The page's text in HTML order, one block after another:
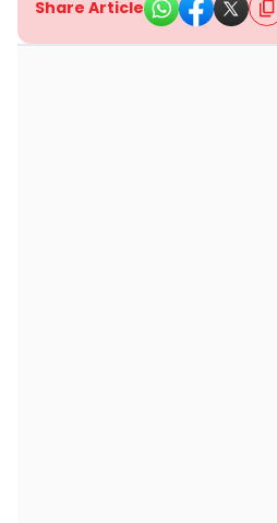
Share Article